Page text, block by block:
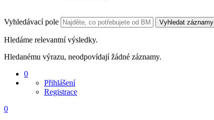
Vyhledávací pole Vyhledat záznamy
Hledáme relevantní výsledky.
Hledanému výrazu, neodpovídají žádné záznamy.
0
Přihlášení
Registrace
0